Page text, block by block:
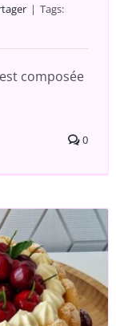
| Tags:
composée
0
Cerises